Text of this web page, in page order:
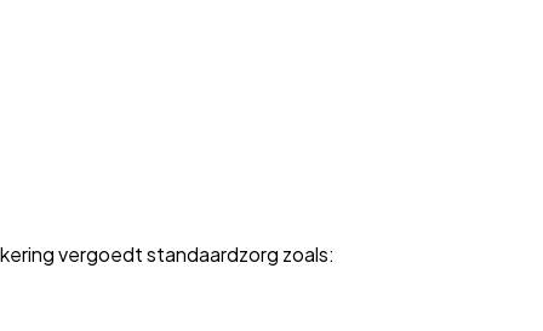
vergoedt standaardzorg zoals: